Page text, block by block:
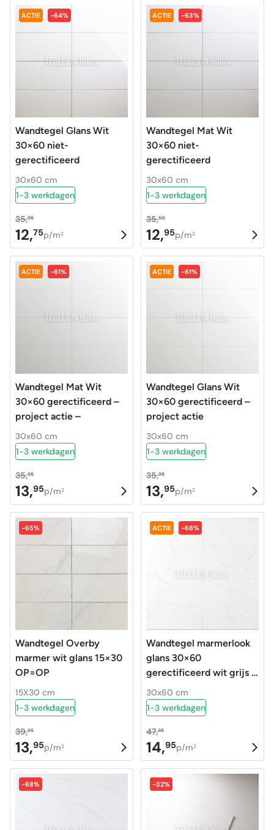
was:
21,95.
is:
6,95.
was:
19,95.
is:
9,95.
ACTIE -64%
Wandtegel Glans Wit
30×60 niet-
gerectificeerd
30x60 cm
1-3 werkdagen
35,95
Oorspronkelijke
prijs
was:
35,95.
12,75
Huidige
prijs
is:
12,75.
p/m2
ACTIE -63%
Wandtegel Mat Wit
30×60 niet-
gerectificeerd
30x60 cm
1-3 werkdagen
35,50
Oorspronkelijke
prijs
was:
35,50.
12,95
Huidige
prijs
is:
12,95.
p/m2
ACTIE -61%
Wandtegel Mat Wit
30×60 gerectificeerd –
project actie –
30x60 cm
1-3 werkdagen
35,95
Oorspronkelijke
prijs
was:
35,95.
13,95
Huidige
prijs
is:
13,95.
p/m2
ACTIE -61%
Wandtegel Glans Wit
30×60 gerectificeerd –
project actie
30x60 cm
1-3 werkdagen
35,95
Oorspronkelijke
prijs
was:
35,95.
13,95
Huidige
prijs
is:
13,95.
p/m2
-65%
Wandtegel Overby
marmer wit glans 15×30
OP=OP
15X30 cm
1-3 werkdagen
39,95
Oorspronkelijke
prijs
was:
39,95.
13,95
Huidige
prijs
is:
13,95.
p/m2
ACTIE -68%
Wandtegel marmerlook
glans 30×60
gerectificeerd wit grijs –
Calacatta
30x60 cm
1-3 werkdagen
47,95
Oorspronkelijke
prijs
was:
47,95.
14,95
Huidige
prijs
is:
14,95.
p/m2
-68% -32%